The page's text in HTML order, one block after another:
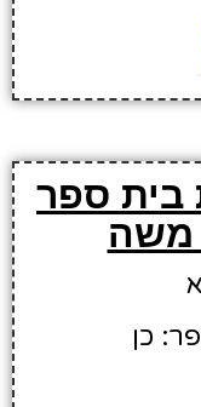
בית ספר
משה
כן